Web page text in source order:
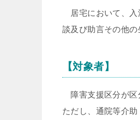
居宅において、入
談及び助言その他の
【対象者】
障害支援区分が区
ただし、通院等介